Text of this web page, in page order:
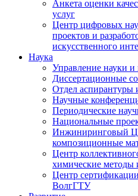
Анкета оценки
услуг
Центр цифровых
проектов и
искусственного
Наука
Управление науки
Диссертационные
Отдел аспирантуры
Научные
Периодические
Национальные
Инжиниринговый
композиционные
Центр
химические методы
Центр
ВолгГТУ